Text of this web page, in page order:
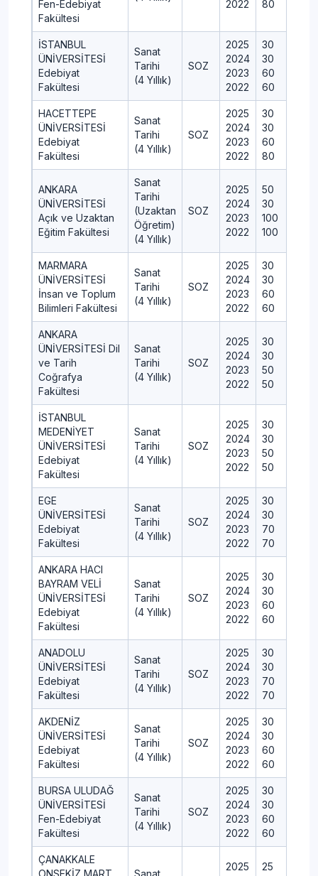
Fen-Edebiyat
Fakültesi
2022
80
İSTANBUL
ÜNİVERSİTESİ
Edebiyat
Fakültesi
Sanat
Tarihi
(4 Yıllık)
SOZ
2025
2024
2023
2022
30
30
60
60
HACETTEPE
ÜNİVERSİTESİ
Edebiyat
Fakültesi
Sanat
Tarihi
(4 Yıllık)
SOZ
2025
2024
2023
2022
30
30
60
80
ANKARA
ÜNİVERSİTESİ
Açık ve Uzaktan
Eğitim Fakültesi
Sanat
Tarihi
(Uzaktan
Öğretim)
(4 Yıllık)
SOZ
2025
2024
2023
2022
50
30
100
100
MARMARA
ÜNİVERSİTESİ
İnsan ve Toplum
Bilimleri Fakültesi
Sanat
Tarihi
(4 Yıllık)
SOZ
2025
2024
2023
2022
30
30
60
60
ANKARA
ÜNİVERSİTESİ Dil
ve Tarih
Coğrafya
Fakültesi
Sanat
Tarihi
(4 Yıllık)
SOZ
2025
2024
2023
2022
30
30
50
50
İSTANBUL
MEDENİYET
ÜNİVERSİTESİ
Edebiyat
Fakültesi
Sanat
Tarihi
(4 Yıllık)
SOZ
2025
2024
2023
2022
30
30
50
50
EGE
ÜNİVERSİTESİ
Edebiyat
Fakültesi
Sanat
Tarihi
(4 Yıllık)
SOZ
2025
2024
2023
2022
30
30
70
70
ANKARA HACI
BAYRAM VELİ
ÜNİVERSİTESİ
Edebiyat
Fakültesi
Sanat
Tarihi
(4 Yıllık)
SOZ
2025
2024
2023
2022
30
30
60
60
ANADOLU
ÜNİVERSİTESİ
Edebiyat
Fakültesi
Sanat
Tarihi
(4 Yıllık)
SOZ
2025
2024
2023
2022
30
30
70
70
AKDENİZ
ÜNİVERSİTESİ
Edebiyat
Fakültesi
Sanat
Tarihi
(4 Yıllık)
SOZ
2025
2024
2023
2022
30
30
60
60
BURSA ULUDAĞ
ÜNİVERSİTESİ
Fen-Edebiyat
Fakültesi
Sanat
Tarihi
(4 Yıllık)
SOZ
2025
2024
2023
2022
30
30
60
60
ÇANAKKALE
2025
25